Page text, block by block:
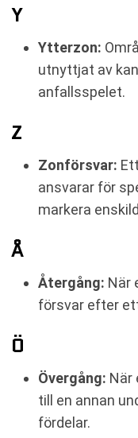
Y
Ytterzon:
utnyttjat av
anfallsspelet.
Z
Zonförsvar:
ansvarar för
markera
Å
Återgång: När
försvar efter
Ö
Övergång: När
till en annan
fördelar.